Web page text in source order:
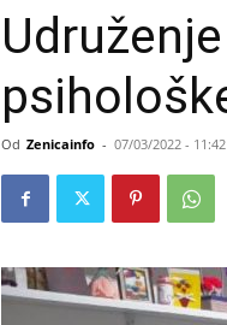
Od Zenicainfo - 07/03/2022 - 11:42